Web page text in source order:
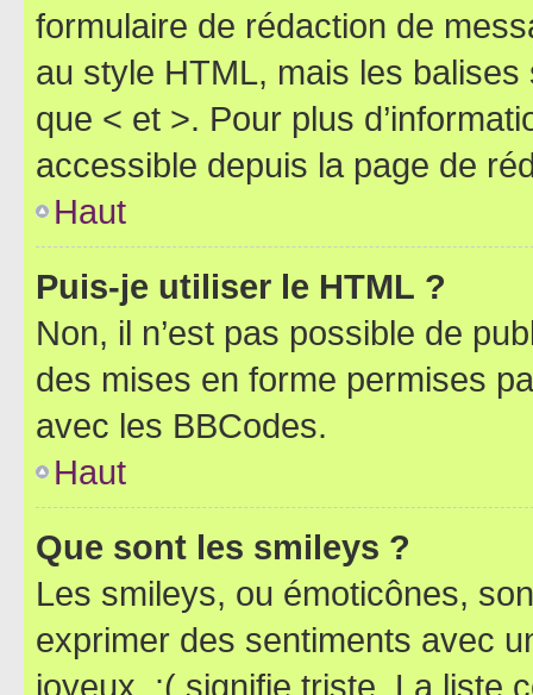
formulaire de rédaction de
au style HTML, mais les
que < et >. Pour plus
accessible depuis la page de
Haut
Puis-je utiliser le HTML ?
Non, il n’est pas possible de
des mises en forme permises
avec les BBCodes.
Haut
Que sont les smileys ?
Les smileys, ou émoticônes,
exprimer des sentiments avec
joyeux, :( signifie triste. La liste